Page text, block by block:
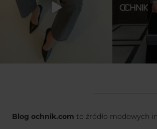
Blog ochnik.com to źródło modowych